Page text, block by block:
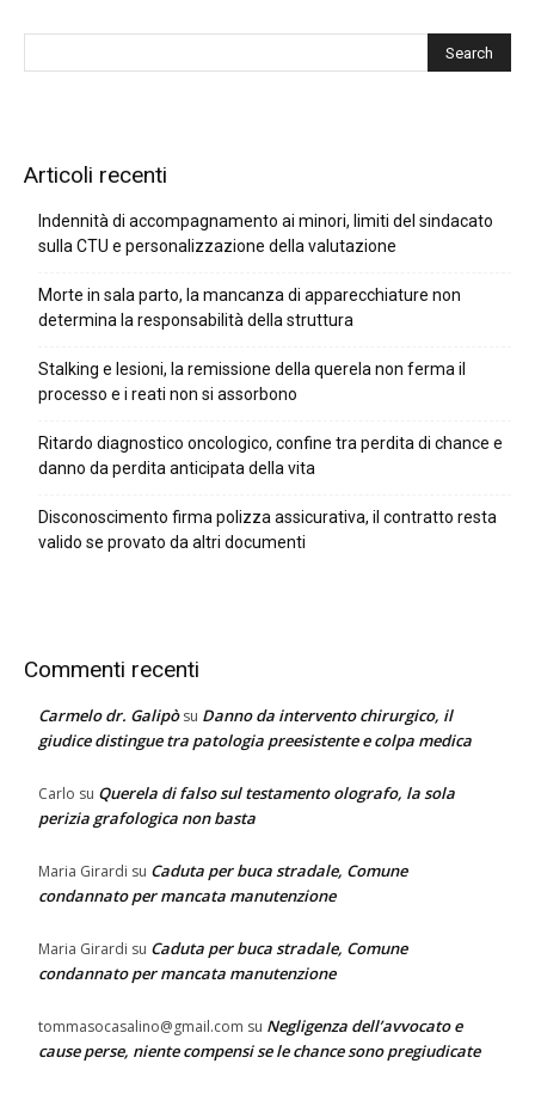
Articoli recenti
Indennità di accompagnamento ai minori, limiti del sindacato
sulla CTU e personalizzazione della valutazione
Morte in sala parto, la mancanza di apparecchiature non
determina la responsabilità della struttura
Stalking e lesioni, la remissione della querela non ferma il
processo e i reati non si assorbono
Ritardo diagnostico oncologico, confine tra perdita di chance e
danno da perdita anticipata della vita
Disconoscimento firma polizza assicurativa, il contratto resta
valido se provato da altri documenti
Commenti recenti
Carmelo dr. Galipòsu Danno da intervento chirurgico, il
giudice distingue tra patologia preesistente e colpa medica
Carlo su Querela di falso sul testamento olografo, la sola
perizia grafologica non basta
Maria Girardi su Caduta per buca stradale, Comune
condannato per mancata manutenzione
Maria Girardi su Caduta per buca stradale, Comune
condannato per mancata manutenzione
tommasocasalino@gmail.com su Negligenza dell’avvocato e
cause perse, niente compensi se le chance sono pregiudicate